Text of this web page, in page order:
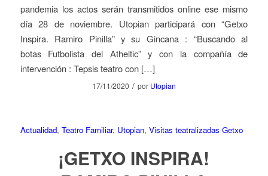
pandemia los actos serán transmitidos online ese mismo
día 28 de noviembre. Utopian participará con “Getxo
Inspira. Ramiro Pinilla” y su Gincana : “Buscando al
botas Futbolista del Atheltic” y con la compañía de
intervención : Tepsis teatro con […]
17/11/2020 / por Utopian
Actualidad, Teatro Familiar, Utopian, Visitas teatralizadas Getxo
¡GETXO INSPIRA!